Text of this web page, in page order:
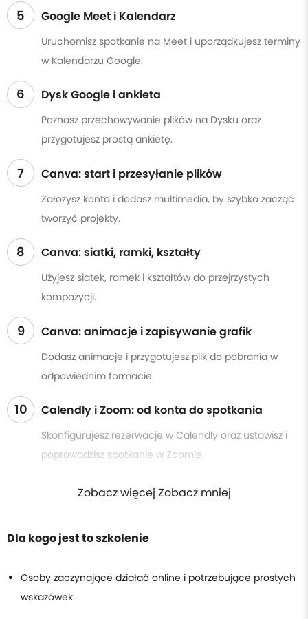
5 Google Meet i Kalendarz
Uruchomisz spotkanie na Meet i uporządkujesz terminy
w Kalendarzu Google.
6 Dysk Google i ankieta
Poznasz przechowywanie plików na Dysku oraz
przygotujesz prostą ankietę.
7 Canva: start i przesyłanie plików
Założysz konto i dodasz multimedia, by szybko zacząć
tworzyć projekty.
8 Canva: siatki, ramki, kształty
Użyjesz siatek, ramek i kształtów do przejrzystych
kompozycji.
9 Canva: animacje i zapisywanie grafik
Dodasz animacje i przygotujesz plik do pobrania w
odpowiednim formacie.
10 Calendly i Zoom: od konta do spotkania
Skonfigurujesz rezerwacje w Calendly oraz ustawisz i
poprowadzisz spotkanie w Zoomie.
Zobacz więcej Zobacz mniej
Dla kogo jest to szkolenie
Osoby zaczynające działać online i potrzebujące prostych
wskazówek.